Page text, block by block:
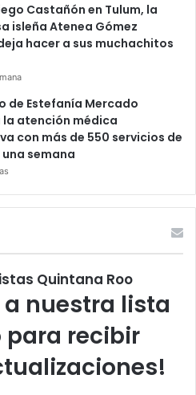
Castañón en Tulum, la
isleña Atenea Gómez
hacer a sus muchachitos
de Estefanía Mercado
la atención médica
con más de 550 servicios de
semana
Quintana Roo
nuestra lista
para recibir